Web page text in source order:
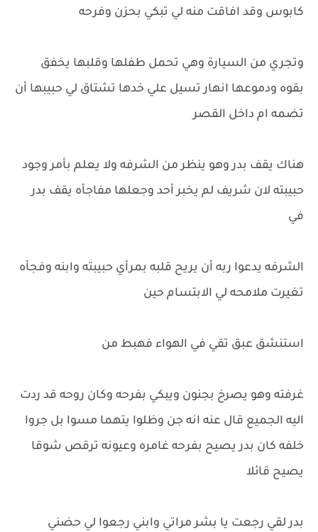
كابوس وقد افاقت منه لي تبكي بحزن وفرحه
وتجري من السيارة وهي تحمل طفلها وقلبها يخفق
بقوه ودموعها انهار تسيل علي خدها تشتاق لي حبيبها أن
تضمه ام داخل القصر
هناك يقف بدر وهو ينظر من الشرفه ولا يعلم بأمر وجود
حبيبته لان شريف لم يخبر أحد وجعلها مفاجأه يقف بدر
في
الشرفه يدعوا ربه أن يريح قلبه بمرأي حبيبته وابنه وفجأه
تغيرت ملامحه لي الابتسام حين
استنشق عبق تقي في الهواء فهبط من
غرفته وهو يصرخ بجنون ويبكي بفرحه وكان روحه قد ردت
اليه الجميع قال عنه انه جن وظلوا يتهما مسوا بل جروا
خلفه كان بدر يصيح بفرحه غامره وعيونه ترقص شوقا
يصيح قائلا
بدر لقي رجعت يا بشر مراتي وابني رجعوا لي حضني